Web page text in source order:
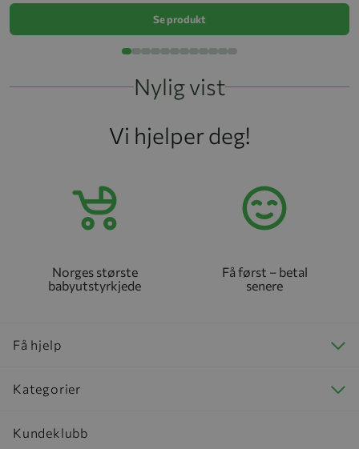
Se produkt
Nylig vist
Vi hjelper deg!
Norges største
babyutstyrkjede
Få først – betal
senere
Få hjelp
Kategorier
Kundeklubb